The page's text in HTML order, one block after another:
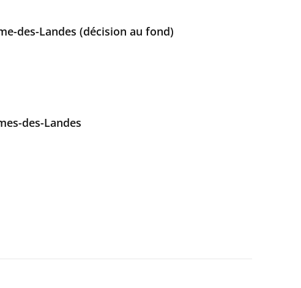
des-Landes (décision au fond)
des-Landes